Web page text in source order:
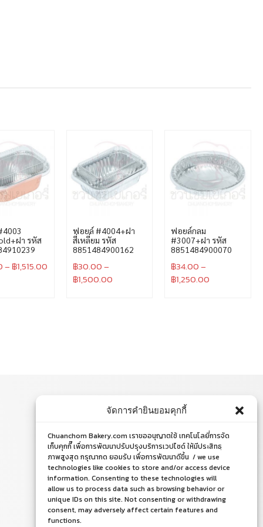
จัดการคำยินยอมคุกกี้
Chuanchom Bakery.com เราขออนุญาตใช้ เทคโนโลยี่การจัด
เก็บคุกกี๊ เพื่อการพัฒนาปรับปรุงบริการเวปไซด์ ให้มีประสิทธฺ
ภาพสูงสุด กรุณากด ยอมรับ เพื่อการพัฒนาดีขึ้น / we use
technologies like cookies to store and/or access device
information. Consenting to these technologies will
allow us to process data such as browsing behavior or
unique IDs on this site. Not consenting or withdrawing
consent, may adversely affect certain features and
functions.
ฝา รหัส
– ฿1,515.00
ฟอยล์ #4004+ฝา
สี่เหลี่ยม รหัส
8851484900162
฿30.00–
฿1,500.00
ฟอยล์กลม
#3007+ฝา รหัส
8851484900070
฿34.00–
฿1,250.00
โทร. 065-526-2325, 02 519 8212
E-mail : chuanchom.bakery@gmail.com